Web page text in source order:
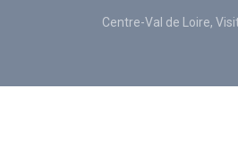
Centre-Val de Loire,